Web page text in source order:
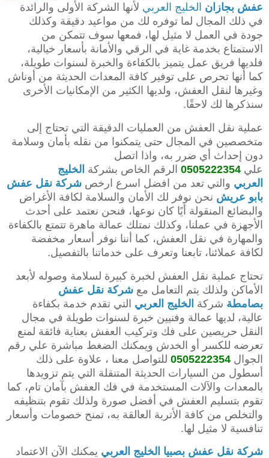
عفش بجازان الخليج العربي لأنها الشركة الأولى والرائدة
في ذلك المجال لما توفره لك من مواعيد دقيقة وكذلك
جودة في العمل لا مثيل لها، فمعها سوف تتمكن من
الاستمتاع بخدمة غاية في الرقي والأمانة بأسعار خيالية،
فلديها فريق عمل يتميز بالكفاءة والخبرة لسنوات طويلة،
كما أنها تحرص على توفير كافة المعدات الحديثة من أوناش
وغيرها لنقل العفش، ولديها الكثير من الإمكانيات الأخرى
سنذكرها لك لاحقًا.
عملية نقل العفش من العمليات الدقيقة التي تحتاج إلى
متخصصين في المجال حتى يتمكنوا من نقله بأمان وسلامة
دون إحداث أي ضرر به، واذا اتصل
علي 0505222354 الرقم الخاص بشركة الخليج
العربي والتي تعد من افضل اسرع ارخص شركة نقل عفش
بابو عريش نحن نوفر لك الأمان والسلامة لكافة الأغراض
والبضائع المنقولة أيًا كان نوعها، فنحن نعتمد على أحدث
الأجهزة في عملنا، وكذلك نمتلك عمالة ماهرة تتمتع بالكفاءة
والمهارة في نقل العفش، كما أننا نوفر أسعار مخفضة
لكافة عملائنا، تابعنا وتعرف على خدماتنا بالتفصيل.
تحتاج عملية نقل العفش لخبرة كبيرة لسلامة وصوله لأبعد
الأماكن ولذلك يتم التعامل مع شركة نقل عفش
بصامطة شركة الخليج العربي التي تقدم خدمة بكفاءة
عالية، لديها عمالة وفنيين خبرة لسنوات طويلة في مجال
النقل حريصين على فك وتركيب العفش بعناية فائقة لمنع
تعرضه للكسر أو الخدش ويمكنك الضغط مباشرة علي رقم
الجوال 0505222354 للتواصل معنا ، علاوة على ذلك
أسطول من السيارات الحديثة المتنقلة التي يتم تزويدها
بالمعدات والآلات المستخدمة في فك العفش بآمان تام، كما
تقوم بتسليم العفش في أفضل صورة ولذلك تقوم بتنظيفه
والتخلص من كافة الأتربة العالقة به، تمنح خصومات وأسعار
تنافسية لا مثيل لها.
شركة نقل عفش بصبيا الخليج العربي يمكنك الآن الاعتماد